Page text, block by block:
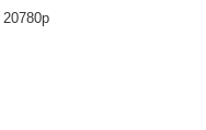
20780p